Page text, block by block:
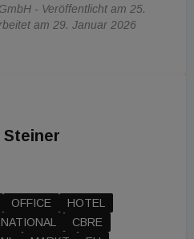
- Veröffentlicht am 25.
am 29. Januar 2026
Steiner
OFFICE
HOTEL
CBRE